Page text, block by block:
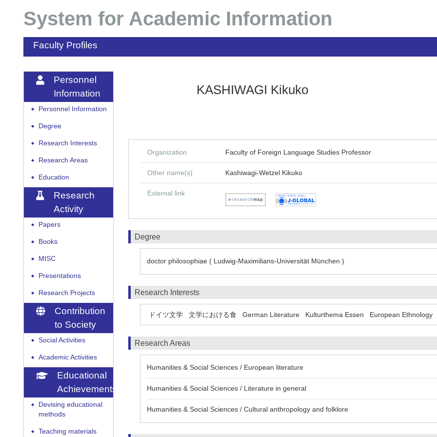
System for Academic Information
Faculty Profiles
Personnel
Information
◆ Personnel Information
◆ Degree
◆ Research Interests
◆ Research Areas
◆ Education
Research
Activity
◆ Papers
◆ Books
◆ MISC
◆ Presentations
◆ Research Projects
Contribution
to Society
◆ Social Activities
◆ Academic Activities
Educational
Achievements
◆
Devising educational
methods
◆ Teaching materials
KASHIWAGI Kikuko
Organization Faculty of Foreign Language Studies Professor
Other name(s) Kashiwagi-Wetzel Kikuko
External link
Degree
doctor philosophiae ( Ludwig-Maximilians-Universität München )
Research Interests
ドイツ文学 文学における食 German Literature Kulturthema Essen European Ethnology
Research Areas
Humanities & Social Sciences / European literature
Humanities & Social Sciences / Literature in general
Humanities & Social Sciences / Cultural anthropology and folklore